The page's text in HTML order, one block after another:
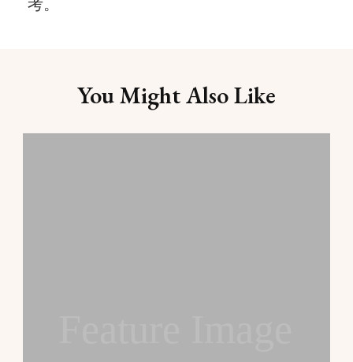
Navigation
You Might Also Like